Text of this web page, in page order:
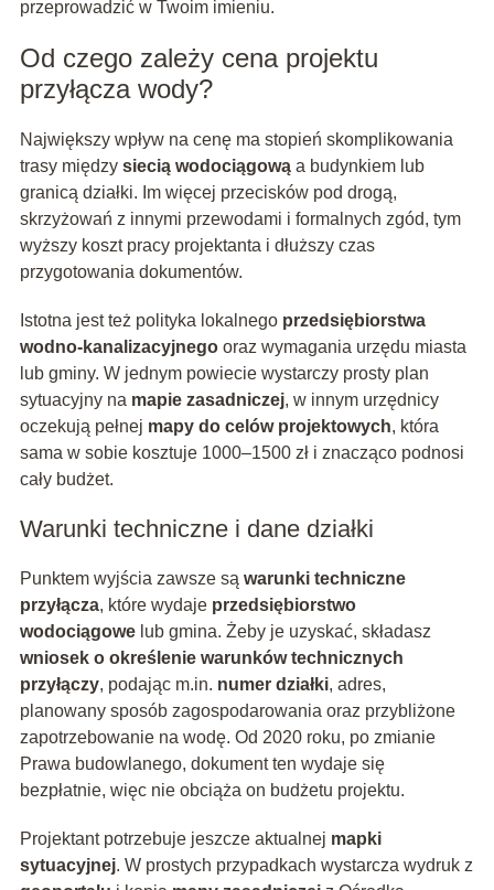
przeprowadzić w Twoim imieniu.
Od czego zależy cena projektu
przyłącza wody?
Największy wpływ na cenę ma stopień skomplikowania
trasy między siecią wodociągowąa budynkiem lub
granicą działki. Im więcej przecisków pod drogą,
skrzyżowań z innymi przewodami i formalnych zgód, tym
wyższy koszt pracy projektanta i dłuższy czas
przygotowania dokumentów.
Istotna jest też polityka lokalnego przedsiębiorstwa
wodno-kanalizacyjnegooraz wymagania urzędu miasta
lub gminy. W jednym powiecie wystarczy prosty plan
sytuacyjny na mapie zasadniczej, w innym urzędnicy
oczekują pełnej mapy do celów projektowych, która
sama w sobie kosztuje 1000–1500 zł i znacząco podnosi
cały budżet.
Warunki techniczne i dane działki
Punktem wyjścia zawsze są warunki techniczne
przyłącza, które wydaje przedsiębiorstwo
wodociągowelub gmina. Żeby je uzyskać, składasz
wniosek o określenie warunków technicznych
przyłączy, podając m.in. numer działki, adres,
planowany sposób zagospodarowania oraz przybliżone
zapotrzebowanie na wodę. Od 2020 roku, po zmianie
Prawa budowlanego, dokument ten wydaje się
bezpłatnie, więc nie obciąża on budżetu projektu.
Projektant potrzebuje jeszcze aktualnej mapki
sytuacyjnej. W prostych przypadkach wystarcza wydruk z